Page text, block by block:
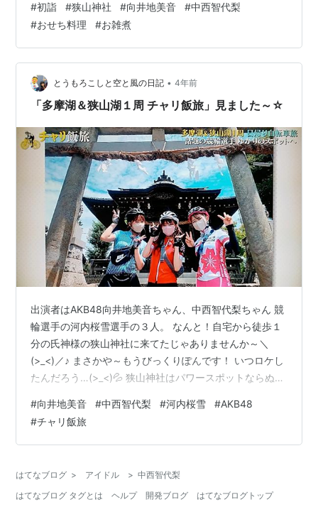
しそば～☆ 今年のおせち料理～☆ 楓ちゃんあとで食べる
ね～(*^_^*)❤️ あとお雑煮も作ったので載せておきます～
(^o^;)💦
#初詣 #狭山神社 #向井地美音 #中西智代梨
#おせち料理 #お雑煮
とうもろこしと空と風の日記 • 4年前
「多摩湖＆狭山湖１周 チャリ飯旅」見ました～☆
出演者はAKB48向井地美音ちゃん、中西智代梨ちゃん 競
輪選手の河内桜雪選手の３人。 なんと！自宅から徒歩１
分の氏神様の狭山神社に来てたじゃありませんか～＼
(>_<)／♪ まさかや～もうびっくりぽんです！ いつロケし
たんだろう…(>_<)💦 狭山神社はパワースポットならぬ
とによってパワーをもらえるという言い伝えがありま
す。 ３人は行程30kmを完走する為に必死に撫で回して
いました…(^o^;)💦 そしてチャリ旅の安全祈願をして出発
自宅があります…(^o^;)💦 神社の上からドローンで撮った
と…
#向井地美音 #中西智代梨 #河内桜雪 #AKB48
#チャリ飯旅
はてなブログ > アイドル > 中西智代梨
はてなブログ タグとは
ヘルプ 開発ブログ はてなブログトップ